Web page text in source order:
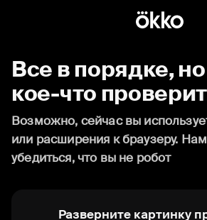
Все в порядке,
кое-что
Возможно, сейчас вы
или расширения к браузеру.
убедиться, что вы не робот
Разверните картинку